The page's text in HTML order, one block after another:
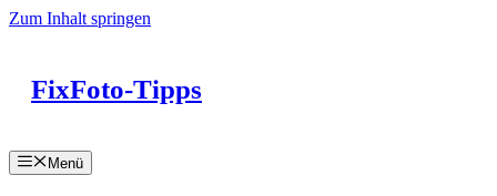
Zum Inhalt springen
FixFoto-Tipps
Menü